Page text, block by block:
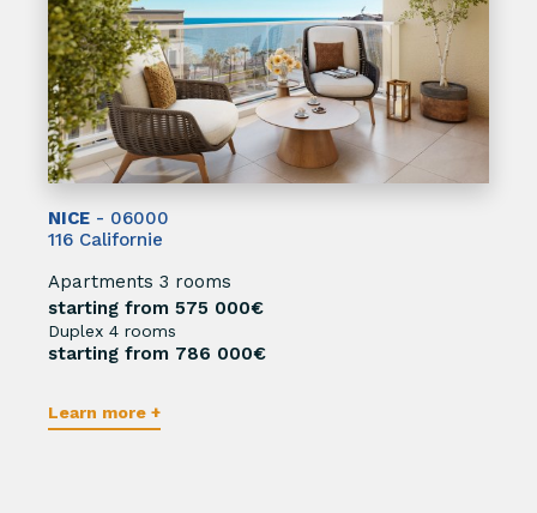
NICE - 06000
116 Californie
Apartments 3 rooms
starting from 575 000€
Duplex 4 rooms
starting from 786 000€
Learn more +